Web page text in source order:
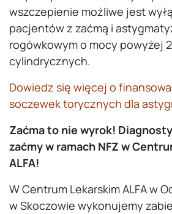
wszczepienie możliwe jest
pacjentów z zaćmą i
rogówkowym o mocy powyżej
cylindrycznych.
Dowiedz się więcej o
soczewek torycznych dla
Zaćma to nie wyrok!
zaćmy w ramach NFZ w
ALFA!
W Centrum Lekarskim ALFA w
w Skoczowie wykonujemy